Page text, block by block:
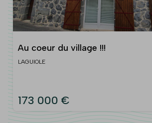
Au coeur du village !!!
LAGUIOLE
173 000 €